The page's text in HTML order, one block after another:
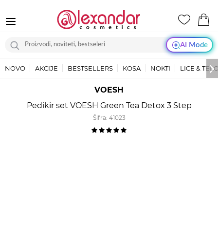
AI Mode
NOVO AKCIJE BESTSELLERS KOSA NOKTI LICE &
VOESH
Pedikir set VOESH Green Tea Detox 3 Step
Šifra: 41023